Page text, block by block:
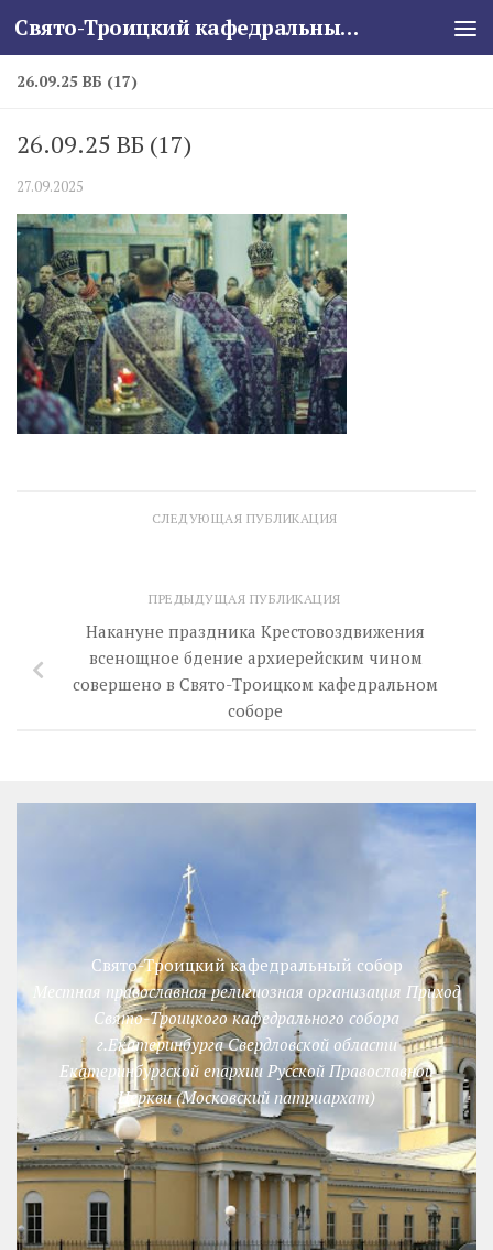
Skip to content Свято-Троицкий кафедральный собор
26.09.25 ВБ (17)
26.09.25 ВБ (17)
27.09.2025
СЛЕДУЮЩАЯ ПУБЛИКАЦИЯ
ПРЕДЫДУЩАЯ ПУБЛИКАЦИЯ
Накануне праздника Крестовоздвижения
всенощное бдение архиерейским чином
совершено в Свято-Троицком кафедральном
соборе
Свято-Троицкий кафедральный собор
Местная православная религиозная организация Приход
Свято-Троицкого кафедрального собора
г.Екатеринбурга Свердловской области
Екатеринбургской епархии Русской Православной
Церкви (Московский патриархат)